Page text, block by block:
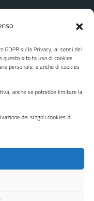
GDPR sulla Privacy, ai sensi del
questo sito fa uso di cookies
personale, e anche di cookies
anche se potrebbe limitare la
dei singoli cookies di